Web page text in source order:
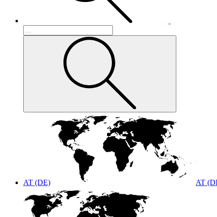
AT (DE) AT